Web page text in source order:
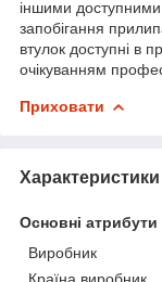
іншими
запобігання
втулок доступні в
очікуванням
Приховати
Характеристики
Основні атрибути
Виробник
Країна виробник